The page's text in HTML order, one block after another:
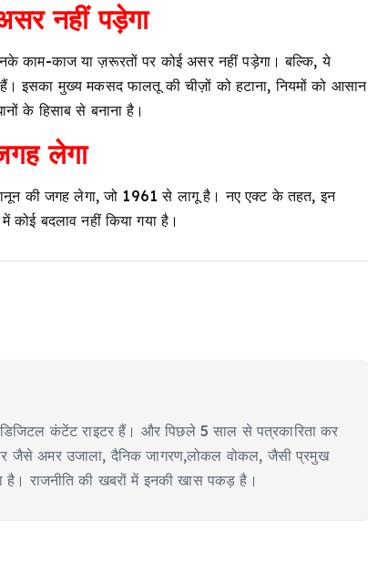
नहीं पड़ेगा
काम-काज या ज़रूरतों पर कोई असर नहीं पड़ेगा। बल्कि, ये
इसका मुख्य मकसद फालतू की चीज़ों को हटाना, नियमों को आसान
के हिसाब से बनाना है।
लेगा
की जगह लेगा, जो 1961 से लागू है। नए एक्ट के तहत, इन
बदलाव नहीं किया गया है।
डिजिटल कंटेंट राइटर हैं। और पिछले 5 साल से पत्रकारिता कर
जैसे अमर उजाला, दैनिक जागरण,लोकल वोकल, जैसी प्रमुख
राजनीति की खबरों में इनकी खास पकड़ है।